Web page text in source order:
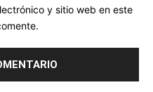
y sitio web en este